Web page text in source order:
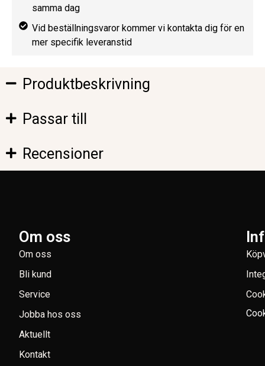
samma dag
Vid beställningsvaror kommer vi kontakta dig för en
mer specifik leveranstid
Produktbeskrivning
Passar till
Recensioner
Om oss
Om oss
Bli kund
Service
Jobba hos oss
Aktuellt
Kontakt